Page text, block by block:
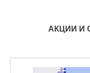
АКЦИИ И